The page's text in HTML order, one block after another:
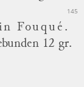
145
Fouqué.
12 gr.